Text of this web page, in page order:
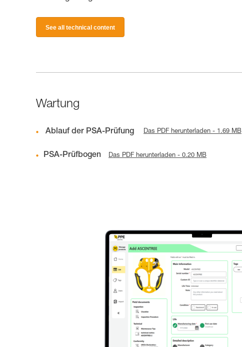
See all technical content
Wartung
Ablauf der PSA-Prüfung Das PDF herunterladen - 1.69 MB
PSA-Prüfbogen Das PDF herunterladen - 0.20 MB